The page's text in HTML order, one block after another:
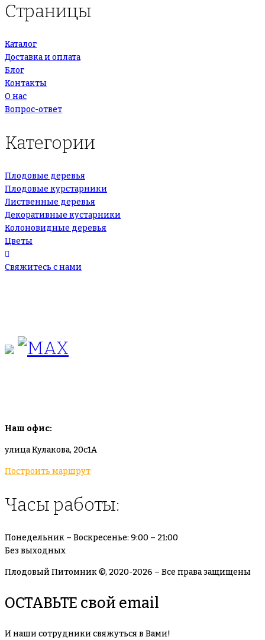
Страницы
Каталог
Доставка и оплата
Блог
Контакты
О нас
Вопрос-ответ
Категории
Плодовые деревья
Плодовые курстарники
Лиственные деревья
Декоративные кустарники
Колоновидные деревья
Цветы
Свяжитесь с нами
Наш офис:
улица Кулакова, 20с1А
Построить маршрут
Часы работы:
Понедельник – Воскресенье: 9:00 – 21:00
Без выходных
Плодовый Питомник ©, 2020-2026 – Все права защищены
ОСТАВЬТЕ свой email
И наши сотрудники свяжуться в Вами!